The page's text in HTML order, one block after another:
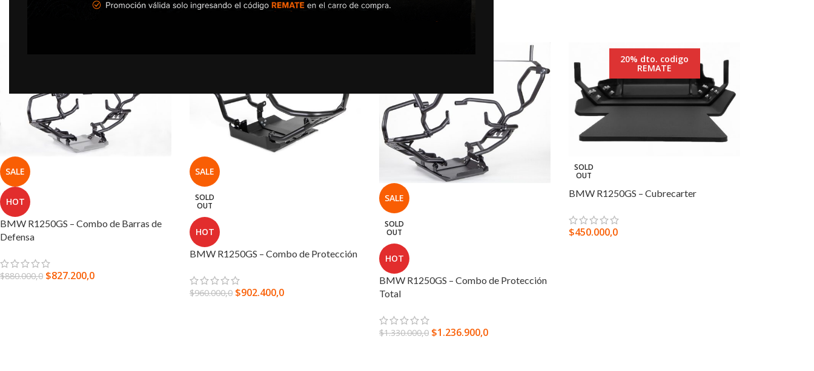
SELECCIONAR OPCIONES
SALE
HOT
BMW R1250GS – Combo de Barras de
Defensa
$880.000,0 $827.200,0
SALE
SOLD
OUT
HOT
BMW R1250GS – Combo de Protección
$960.000,0 $902.400,0
SALE
SOLD
OUT
HOT
BMW R1250GS – Combo de Protección
Total
$1.330.000,0 $1.236.900,0
20% dto. codigo
REMATE
SOLD
OUT
BMW R1250GS – Cubrecarter
$450.000,0